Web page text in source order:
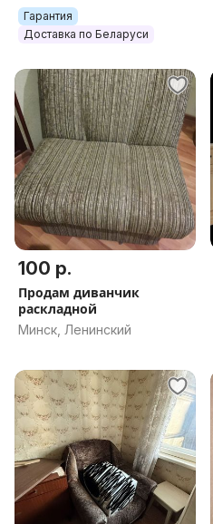
Гарантия
Доставка по Беларуси
100 р.
Продам диванчик
раскладной
Минск, Ленинский